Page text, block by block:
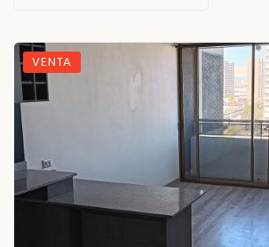
VENTA